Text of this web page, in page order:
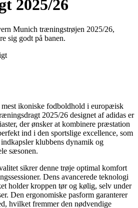
2025/26
Munich træningstrøjen 2025/26,
sig godt på banen.
mest ikoniske fodboldhold i europæisk
2025/26 designet af adidas er
der ønsker at kombinere præstation
ind i den sportslige excellence, som
klubbens dynamik og
sæsonen.
sikrer denne trøje optimal komfort
Dens avancerede teknologi
holder kroppen tør og kølig, selv under
Den ergonomiske pasform garanterer
hvilket fremmer den nødvendige